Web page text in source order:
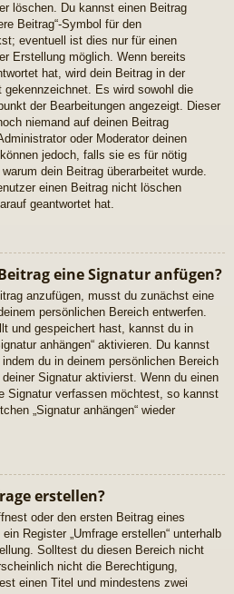
löschen. Du kannst einen Beitrag
Beitrag“-Symbol für den
eventuell ist dies nur für einen
Erstellung möglich. Wenn bereits
hat, wird dein Beitrag in der
Es wird sowohl die
der Bearbeitungen angezeigt. Dieser
niemand auf deinen Beitrag
oder Moderator deinen
jedoch, falls sie es für nötig
dein Beitrag überarbeitet wurde.
einen Beitrag nicht löschen
geantwortet hat.
eine Signatur anfügen?
anzufügen, musst du zunächst eine
persönlichen Bereich entwerfen.
und gespeichert hast, kannst du in
anhängen“ aktivieren. Du kannst
du in deinem persönlichen Bereich
Signatur aktivierst. Wenn du einen
Signatur verfassen möchtest, so kannst
„Signatur anhängen“ wieder
erstellen?
oder den ersten Beitrag eines
Register „Umfrage erstellen“ unterhalb
Solltest du diesen Bereich nicht
nicht die Berechtigung,
einen Titel und mindestens zwei